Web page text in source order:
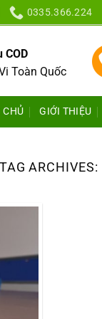
0335.366.224
COD
Toàn Quốc
CHỦ GIỚI THIỆU
TAG ARCHIVES: